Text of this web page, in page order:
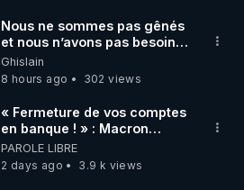
Nous ne sommes pas gênés
et nous n’avons pas besoin
de nous excuser ! #jw
#jehovah #collegecentral
Ghislain
8 hours ago
302 views
« Fermeture de vos comptes
en banque ! » : Macron
impose une loi folle !
PAROLE LIBRE
2 days ago
3.9 k views